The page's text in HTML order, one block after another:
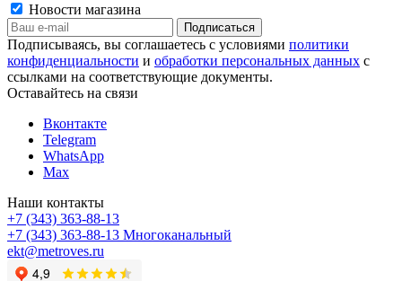
Новости магазина
Подписываясь, вы соглашаетесь с условиями политики
конфиденциальности и обработки персональных данных с
ссылками на соответствующие документы.
Оставайтесь на связи
Вконтакте
Telegram
WhatsApp
Max
Наши контакты
+7 (343) 363-88-13
+7 (343) 363-88-13 Многоканальный
ekt@metroves.ru